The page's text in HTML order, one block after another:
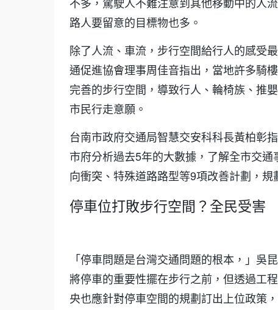
路人要留意的目標物也多。
除了人流、車流，步行空間給行人的感受
通促進協會理事周佳音指出，當地許多騎
完善的步行空間，導致行人、輪椅族、推
市民行走意願。
台南市政府交通局智慧交安科科長黃柏彰
市府分析過去5年的大數據，了解全市交
向衝突、特殊道路路型等9項改善計劃，規
停車位打敗步行空間？全民受害
「停車問題是台灣交通問題的根本，」吳
將停車的重要性擺在步行之前，但透過工
央也應針對停車空間的規劃訂出上位政策